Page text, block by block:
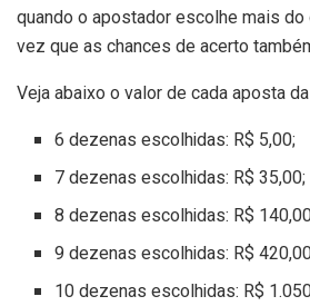
quando o apostador escolhe mais do
vez que as chances de acerto
Veja abaixo o valor de cada aposta da
6 dezenas escolhidas: R$ 5,00;
7 dezenas escolhidas: R$ 35,00;
8 dezenas escolhidas: R$
9 dezenas escolhidas: R$
10 dezenas escolhidas: R$